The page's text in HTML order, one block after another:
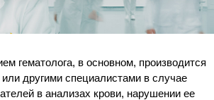
гематолога, в основном, производится
другими специалистами в случае
в анализах крови, нарушении ее